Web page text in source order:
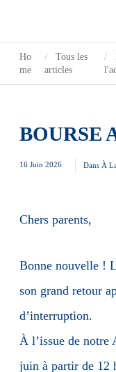
Ho
me
Tous les
articles
BOURSE
16 Juin 2026 Dans À
Chers parents,
Bonne nouvelle !
son grand retour
d’interruption.
À l’issue de notre
juin à partir de 12